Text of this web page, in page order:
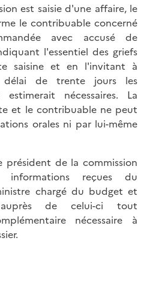
est saisie d'une affaire, le
le contribuable concerné
avec accusé de
l'essentiel des griefs
saisine et en l'invitant à
de trente jours les
nécessaires. La
et le contribuable ne peut
orales ni par lui-même
président de la commission
informations reçues du
chargé du budget et
de celui-ci tout
nécessaire à